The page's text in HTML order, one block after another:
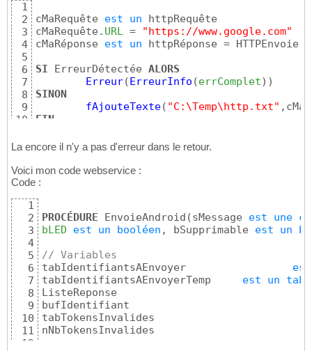
1
2
3
4
5
6
7
8
9
10
cMaRequête est un httpRequête
cMaRequête. URL =
"https://www.google.com"
cMaRéponse est un httpRéponse = HTTPEnvoie
SI ErreurDétectée ALORS
Erreur( ErreurInfo (errComplet) )
SINON
fAjouteTexte( "C:\Temp\http.txt"
FIN
La encore il n'y a pas d'erreur dans le retour.
Voici mon code webservice :
Code :
1
2
3
4
5
6
7
8
9
10
11
12
PROCÉDURE EnvoieAndroid (sMessage est une
bLED
est un booléen , bSupprimable est un
// Variables
est
est un